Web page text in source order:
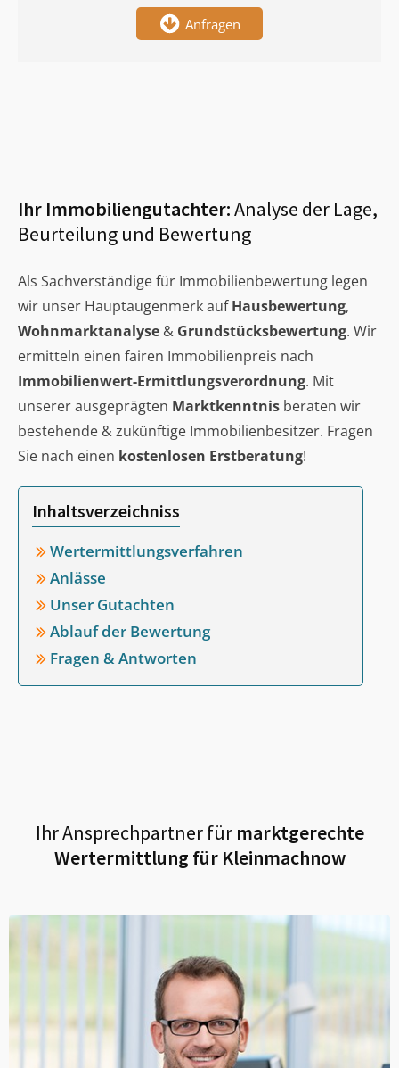
Anfragen
Ihr Immobiliengutachter:Analyse der Lage,
Beurteilung und Bewertung
Als Sachverständige für Immobilienbewertung legen
wir unser Hauptaugenmerk aufHausbewertung,
Wohnmarktanalyse & Grundstücksbewertung. Wir
ermitteln einen fairen Immobilienpreis nach
Immobilienwert-Ermittlungsverordnung. Mit
unserer ausgeprägten Marktkenntnis beraten wir
bestehende & zukünftige Immobilienbesitzer. Fragen
Sie nach einen kostenlosen Erstberatung!
Inhaltsverzeichniss
Wertermittlungsverfahren
Anlässe
Unser Gutachten
Ablauf der Bewertung
Fragen & Antworten
Ihr Ansprechpartner fürmarktgerechte
Wertermittlung für Kleinmachnow